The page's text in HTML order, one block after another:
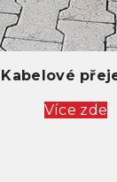
Kabelové
Více zde